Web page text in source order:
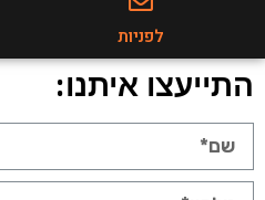
לפניות
התייעצו איתנו: